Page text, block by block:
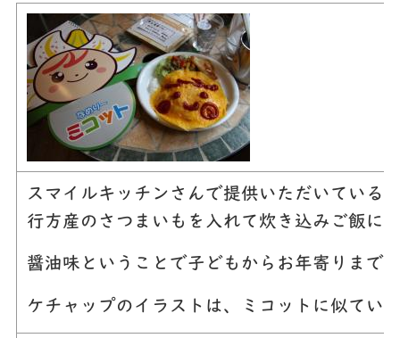
スマイルキッチンさんで提供いただいている
行方産のさつまいもを入れて炊き込みご飯に
醤油味ということで子どもからお年寄りまで
ケチャップのイラストは、ミコットに似てい